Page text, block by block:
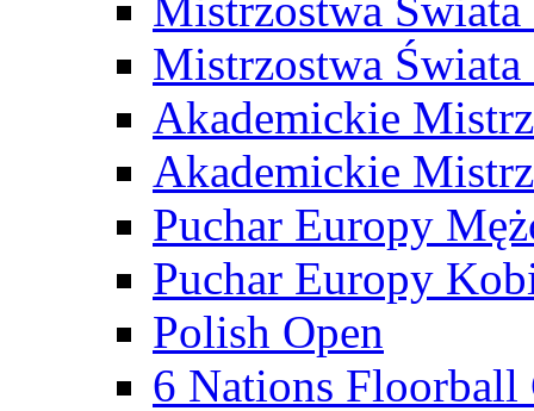
Mistrzostwa
Akademickie
Akademickie
Puchar Europy
Puchar Europy
Polish Open
6 Nations Floorball